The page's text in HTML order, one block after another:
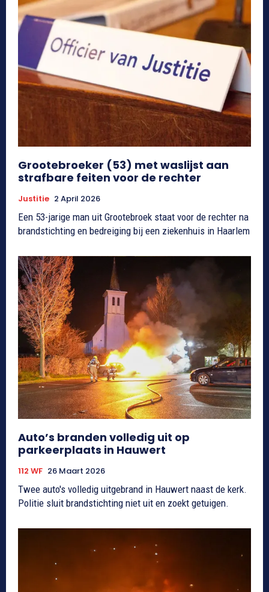
Grootebroeker (53) met waslijst aan
strafbare feiten voor de rechter
Justitie 2 April 2026
Een 53-jarige man uit Grootebroek staat voor de rechter na
brandstichting en bedreiging bij een ziekenhuis in Haarlem
Auto’s branden volledig uit op
parkeerplaats in Hauwert
112 WF 26 Maart 2026
Twee auto's volledig uitgebrand in Hauwert naast de kerk.
Politie sluit brandstichting niet uit en zoekt getuigen.